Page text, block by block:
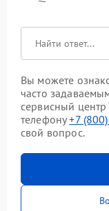
Вы можете
часто
сервисный
телефону+7
свой вопрос.